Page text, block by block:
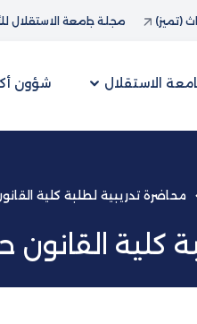
(تميز) مجلة جامعة الاستقلال
الاستقلال شؤون
محاضرة تدريبية لطلبة كلية
كلية القانون